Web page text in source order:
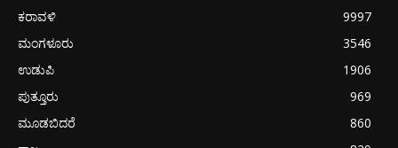
ಕರಾವಳಿ
9997
ಮಂಗಳೂರು
3546
ಉಡುಪಿ
1906
ಪುತ್ತೂರು
969
ಮೂಡಬಿದರೆ
860